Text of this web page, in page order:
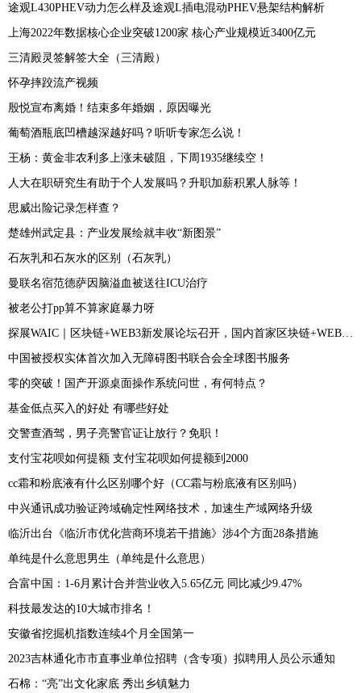
途观L430PHEV动力怎么样及途观L插电混动PHEV悬架结构解析
上海2022年数据核心企业突破1200家 核心产业规模近3400亿元
三清殿灵签解签大全（三清殿）
怀孕摔跤流产视频
殷悦宣布离婚！结束多年婚姻，原因曝光
葡萄酒瓶底凹槽越深越好吗？听听专家怎么说！
王杨：黄金非农利多上涨未破阻，下周1935继续空！
人大在职研究生有助于个人发展吗？升职加薪积累人脉等！
思威出险记录怎样查？
楚雄州武定县：产业发展绘就丰收“新图景”
石灰乳和石灰水的区别（石灰乳）
曼联名宿范德萨因脑溢血被送往ICU治疗
被老公打pp算不算家庭暴力呀
探展WAIC｜区块链+WEB3新发展论坛召开，国内首家区块链+WEB3创投联盟成立
中国被授权实体首次加入无障碍图书联合会全球图书服务
零的突破！国产开源桌面操作系统问世，有何特点？
基金低点买入的好处 有哪些好处
交警查酒驾，男子亮警官证让放行？免职！
支付宝花呗如何提额 支付宝花呗如何提额到2000
cc霜和粉底液有什么区别哪个好（CC霜与粉底液有区别吗）
中兴通讯成功验证跨域确定性网络技术，加速生产域网络升级
临沂出台《临沂市优化营商环境若干措施》涉4个方面28条措施
单纯是什么意思男生（单纯是什么意思）
合富中国：1-6月累计合并营业收入5.65亿元 同比减少9.47%
科技最发达的10大城市排名！
安徽省挖掘机指数连续4个月全国第一
2023吉林通化市市直事业单位招聘（含专项）拟聘用人员公示通知
石棉：“亮”出文化家底 秀出乡镇魅力